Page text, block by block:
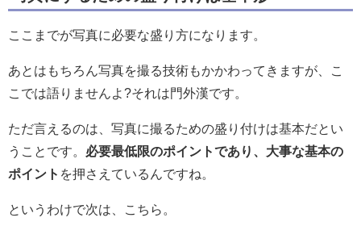
ここまでが写真に必要な盛り方になります。
あとはもちろん写真を撮る技術もかかわってきますが、こ
こでは語りませんよ?それは門外漢です。
ただ言えるのは、写真に撮るための盛り付けは基本だとい
うことです。 必要最低限のポイントであり、大事な基本の
ポイント を押さえているんですね。
というわけで次は、こちら。